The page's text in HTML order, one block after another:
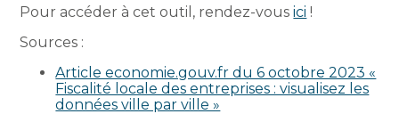
Pour accéder à cet outil, rendez-vousici !
Sources :
Article economie.gouv.fr du 6 octobre 2023 «
Fiscalité locale des entreprises : visualisez les
données ville par ville »